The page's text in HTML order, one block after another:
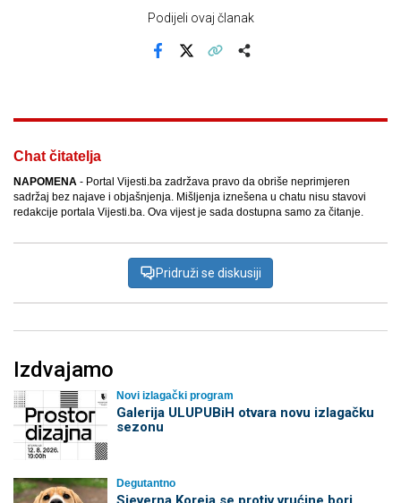
Podijeli ovaj članak
Chat čitatelja
NAPOMENA - Portal Vijesti.ba zadržava pravo da obriše neprimjeren
sadržaj bez najave i objašnjenja. Mišljenja iznešena u chatu nisu stavovi
redakcije portala Vijesti.ba. Ova vijest je sada dostupna samo za čitanje.
Pridruži se diskusiji
Izdvajamo
Novi izlagački program
Galerija ULUPUBiH otvara novu izlagačku
sezonu
Degutantno